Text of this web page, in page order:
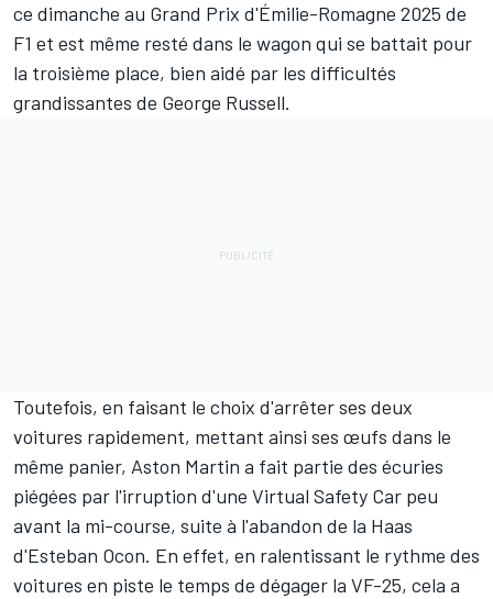
ce dimanche au Grand Prix d'Émilie-Romagne 2025 de
F1 et est même resté dans le wagon qui se battait pour
la troisième place, bien aidé par les difficultés
grandissantes de George Russell.
Toutefois, en faisant le choix d'arrêter ses deux
voitures rapidement, mettant ainsi ses œufs dans le
même panier, Aston Martin a fait partie des écuries
piégées par l'irruption d'une Virtual Safety Car peu
avant la mi-course, suite à l'abandon de la Haas
d'Esteban Ocon. En effet, en ralentissant le rythme des
voitures en piste le temps de dégager la VF-25, cela a